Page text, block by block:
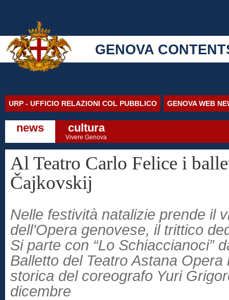
GENOVA
URP - UFFICIO RELAZIONI COL PUBBLICO GENOVA WEB
news cultura
Vivere Genova
Al Teatro Carlo Felice i
Čajkovskij
Nelle festività natalizie prende il
dell’Opera genovese, il trittico
Si parte con “Lo Schiaccianoci”
Balletto del Teatro Astana Opera
storica del coreografo Yuri
dicembre